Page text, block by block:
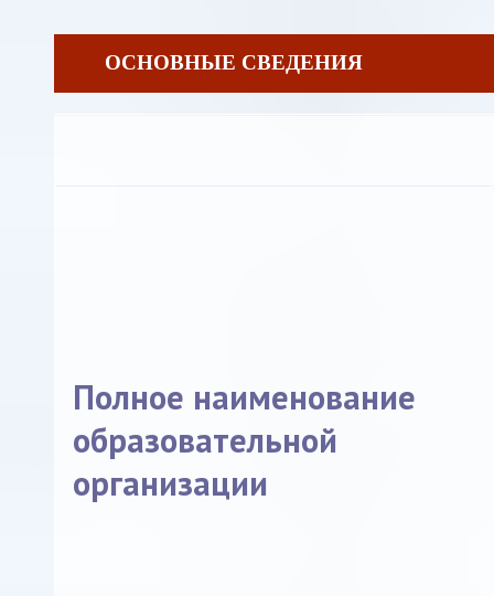
ОСНОВНЫЕ СВЕДЕНИЯ
Полное наименование
образовательной
организации